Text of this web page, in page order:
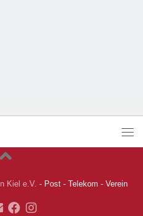
Kiel e.V. - Post - Telekom - Verein